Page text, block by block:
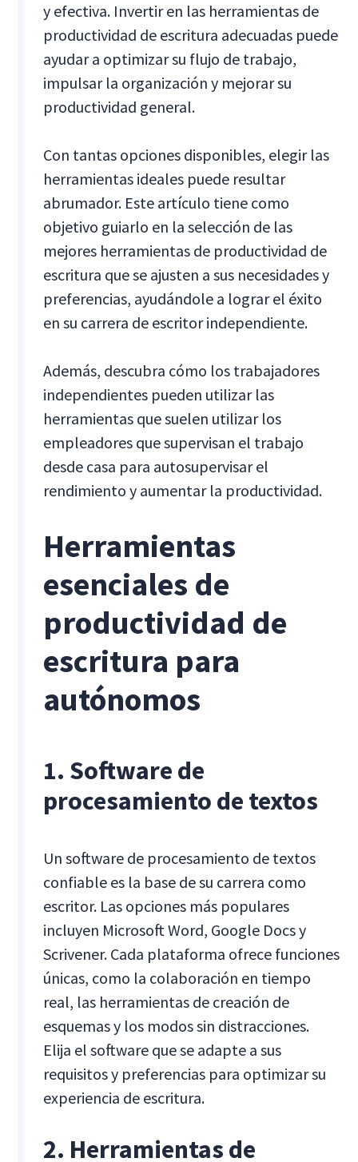
y efectiva. Invertir en las herramientas de
productividad de escritura adecuadas puede
ayudar a optimizar su flujo de trabajo,
impulsar la organización y mejorar su
productividad general.
Con tantas opciones disponibles, elegir las
herramientas ideales puede resultar
abrumador. Este artículo tiene como
objetivo guiarlo en la selección de las
mejores herramientas de productividad de
escritura que se ajusten a sus necesidades y
preferencias, ayudándole a lograr el éxito
en su carrera de escritor independiente.
Además, descubra cómo los trabajadores
independientes pueden utilizar las
herramientas que suelen utilizar los
empleadores que supervisan el trabajo
desde casa para autosupervisar el
rendimiento y aumentar la productividad.
Herramientas
esenciales de
productividad de
escritura para
autónomos
1. Software de
procesamiento de textos
Un software de procesamiento de textos
confiable es la base de su carrera como
escritor. Las opciones más populares
incluyen Microsoft Word, Google Docs y
Scrivener. Cada plataforma ofrece funciones
únicas, como la colaboración en tiempo
real, las herramientas de creación de
esquemas y los modos sin distracciones.
Elija el software que se adapte a sus
requisitos y preferencias para optimizar su
experiencia de escritura.
2. Herramientas de